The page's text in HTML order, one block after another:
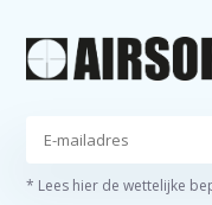
* Lees hier de wettelijke